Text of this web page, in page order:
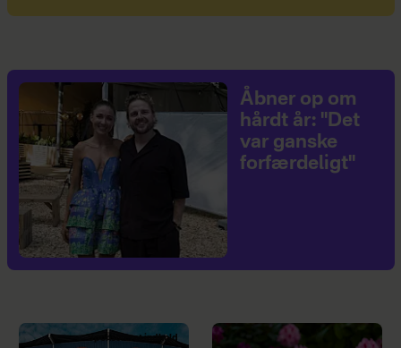
Åbner op om
hårdt år: "Det
var ganske
forfærdeligt"
Sponsoreret indhold